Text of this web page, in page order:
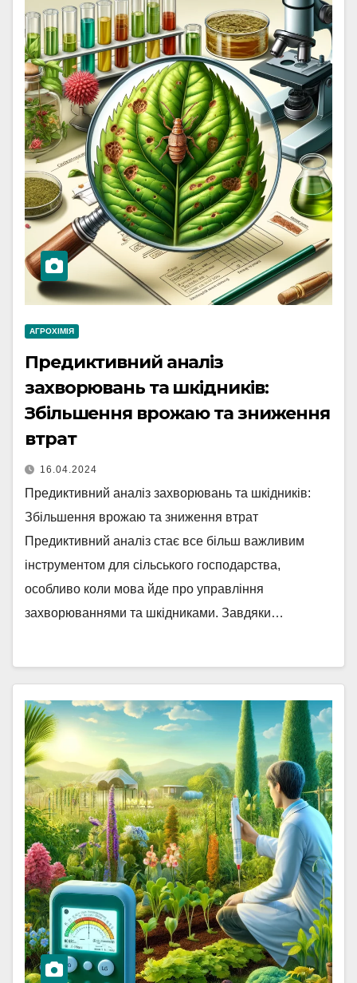
АГРОХІМІЯ
Предиктивний аналіз
захворювань та шкідників:
Збільшення врожаю та зниження
втрат
16.04.2024
Предиктивний аналіз захворювань та шкідників:
Збільшення врожаю та зниження втрат
Предиктивний аналіз стає все більш важливим
інструментом для сільського господарства,
особливо коли мова йде про управління
захворюваннями та шкідниками. Завдяки…